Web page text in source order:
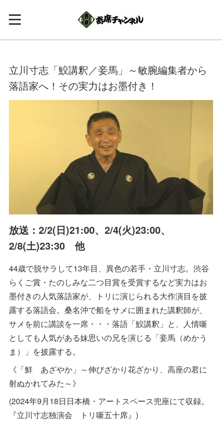
立川寸志「鮫講釈／妾馬」～敏腕編集者から
落語家へ！その実力はお墨付き！
放送：2/2(日)21:00、2/4(火)23:00、
2/8(土)23:30 他
44歳で脱サラして13年目、異色の若手・立川寸志。渋谷
らくご賞・たのしみな二つ目賞を受賞するなど実力はお
墨付きの人気落語家が、トリに演じられる大作演目を披
露する落語会。桑名沖で船をサメに囲まれた講釈師が、
サメを前に講談を一席・・・落語「鮫講釈」と、人情噺
としても人気がある妹思いの兄を演じる「妾馬（めかう
ま）」を披露する。
《「鮮 あざやか」～伸びざかり花ざかり、高座の君に
射ぬかれてみた～》
(2024年9月18日日本橋・アートスペース兜座にて収録。
『立川寸志独演会 トリ噺五十席』)